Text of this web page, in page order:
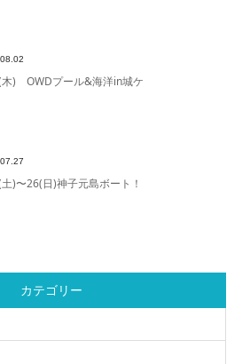
) OWDプール&海洋in城ケ
)〜26(日)神子元島ボート！
カテゴリー